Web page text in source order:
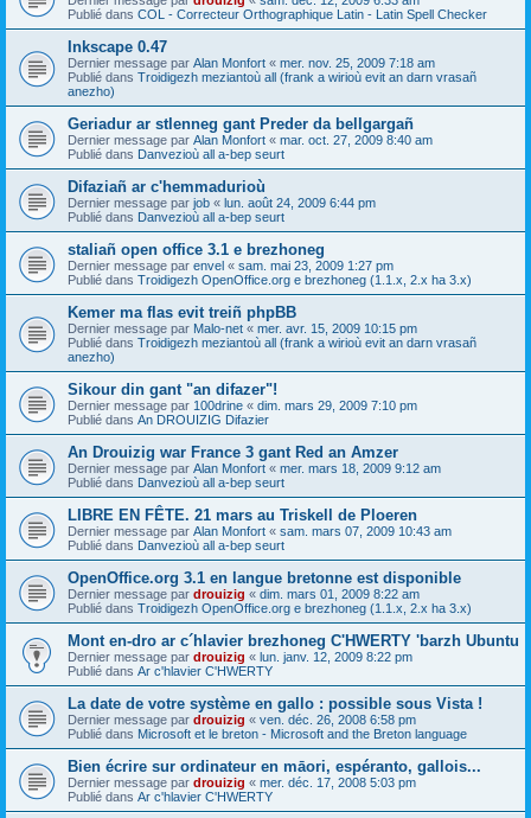
Publié dans COL - Correcteur Orthographique Latin - Latin Spell Checker
Inkscape 0.47
Dernier message par Alan Monfort « mer. nov. 25, 2009 7:18 am
Publié dans Troidigezh meziantoù all (frank a wirioù evit an darn vrasañ
anezho)
Geriadur ar stlenneg gant Preder da bellgargañ
Dernier message par Alan Monfort « mar. oct. 27, 2009 8:40 am
Publié dans Danvezioù all a-bep seurt
Difaziañ ar c'hemmadurioù
Dernier message par job « lun. août 24, 2009 6:44 pm
Publié dans Danvezioù all a-bep seurt
staliañ open office 3.1 e brezhoneg
Dernier message par envel « sam. mai 23, 2009 1:27 pm
Publié dans Troidigezh OpenOffice.org e brezhoneg (1.1.x, 2.x ha 3.x)
Kemer ma flas evit treiñ phpBB
Dernier message par Malo-net « mer. avr. 15, 2009 10:15 pm
Publié dans Troidigezh meziantoù all (frank a wirioù evit an darn vrasañ
anezho)
Sikour din gant "an difazer"!
Dernier message par 100drine « dim. mars 29, 2009 7:10 pm
Publié dans An DROUIZIG Difazier
An Drouizig war France 3 gant Red an Amzer
Dernier message par Alan Monfort « mer. mars 18, 2009 9:12 am
Publié dans Danvezioù all a-bep seurt
LIBRE EN FÊTE. 21 mars au Triskell de Ploeren
Dernier message par Alan Monfort « sam. mars 07, 2009 10:43 am
Publié dans Danvezioù all a-bep seurt
OpenOffice.org 3.1 en langue bretonne est disponible
Dernier message par drouizig « dim. mars 01, 2009 8:22 am
Publié dans Troidigezh OpenOffice.org e brezhoneg (1.1.x, 2.x ha 3.x)
Mont en-dro ar c´hlavier brezhoneg C'HWERTY 'barzh Ubuntu
Dernier message par drouizig « lun. janv. 12, 2009 8:22 pm
Publié dans Ar c'hlavier C'HWERTY
La date de votre système en gallo : possible sous Vista !
Dernier message par drouizig « ven. déc. 26, 2008 6:58 pm
Publié dans Microsoft et le breton - Microsoft and the Breton language
Bien écrire sur ordinateur en māori, espéranto, gallois...
Dernier message par drouizig « mer. déc. 17, 2008 5:03 pm
Publié dans Ar c'hlavier C'HWERTY